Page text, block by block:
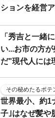
ションを経営
「秀吉と一緒
い...お市の方
だ"現代人には
その秘めたるポテ
世界最小、約1
子｣はなぜ髪や